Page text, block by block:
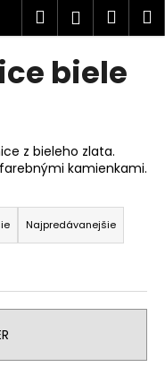
Hľadať
biele
z bieleho zlata.
kamienkami.
Najpredávanejšie